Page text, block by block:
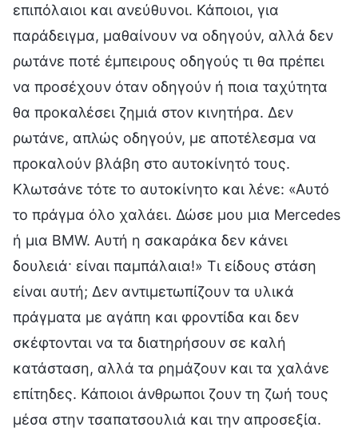
επιπόλαιοι και ανεύθυνοι. Κάποιοι, για
παράδειγμα, μαθαίνουν να οδηγούν, αλλά δεν
ρωτάνε ποτέ έμπειρους οδηγούς τι θα πρέπει
να προσέχουν όταν οδηγούν ή ποια ταχύτητα
θα προκαλέσει ζημιά στον κινητήρα. Δεν
ρωτάνε, απλώς οδηγούν, με αποτέλεσμα να
προκαλούν βλάβη στο αυτοκίνητό τους.
Κλωτσάνε τότε το αυτοκίνητο και λένε: «Αυτό
το πράγμα όλο χαλάει. Δώσε μου μια Mercedes
ή μια BMW. Αυτή η σακαράκα δεν κάνει
δουλειά· είναι παμπάλαια!» Τι είδους στάση
είναι αυτή; Δεν αντιμετωπίζουν τα υλικά
πράγματα με αγάπη και φροντίδα και δεν
σκέφτονται να τα διατηρήσουν σε καλή
κατάσταση, αλλά τα ρημάζουν και τα χαλάνε
επίτηδες. Κάποιοι άνθρωποι ζουν τη ζωή τους
μέσα στην τσαπατσουλιά και την απροσεξία.